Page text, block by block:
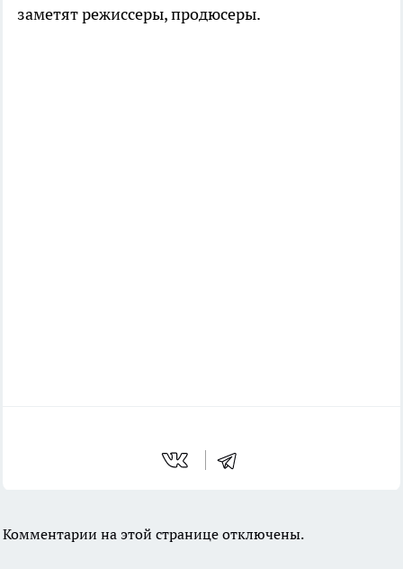
заметят режиссеры, продюсеры.
Комментарии на этой странице отключены.